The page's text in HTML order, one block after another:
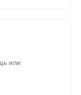
или